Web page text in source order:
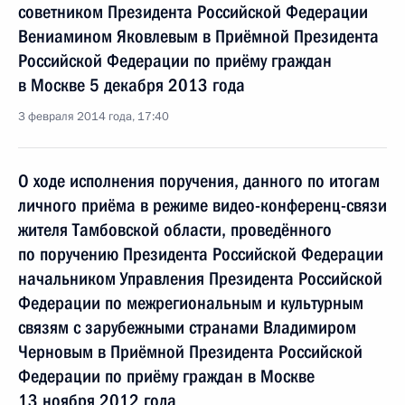
советником Президента Российской Федерации
Вениамином Яковлевым в Приёмной Президента
Российской Федерации по приёму граждан
в Москве 5 декабря 2013 года
3 февраля 2014 года, 17:40
О ходе исполнения поручения, данного по итогам
личного приёма в режиме видео-конференц-связи
жителя Тамбовской области, проведённого
по поручению Президента Российской Федерации
начальником Управления Президента Российской
Федерации по межрегиональным и культурным
связям с зарубежными странами Владимиром
Черновым в Приёмной Президента Российской
Федерации по приёму граждан в Москве
13 ноября 2012 года